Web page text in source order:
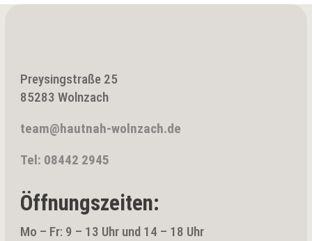
Preysingstraße 25
85283 Wolnzach
team@hautnah-wolnzach.de
Tel: 08442 2945
Öffnungszeiten:
Mo – Fr: 9 – 13 Uhr und 14 – 18 Uhr